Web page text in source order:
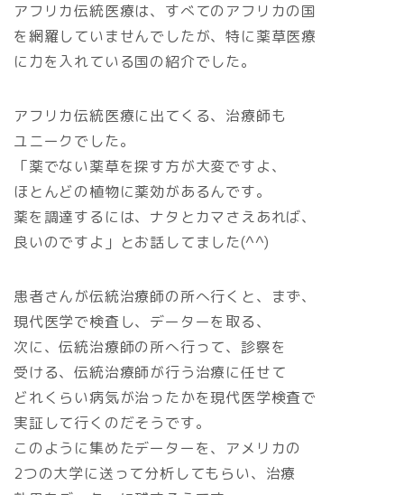
アフリカ伝統医療は、すべてのアフリカの国
を網羅していませんでしたが、特に薬草医療
に力を入れている国の紹介でした。
アフリカ伝統医療に出てくる、治療師も
ユニークでした。
「薬でない薬草を探す方が大変ですよ、
ほとんどの植物に薬効があるんです。
薬を調達するには、ナタとカマさえあれば、
良いのですよ」とお話してました(^^)
患者さんが伝統治療師の所へ行くと、まず、
現代医学で検査し、データーを取る、
次に、伝統治療師の所へ行って、診察を
受ける、伝統治療師が行う治療に任せて
どれくらい病気が治ったかを現代医学検査で
実証して行くのだそうです。
このように集めたデーターを、アメリカの
2つの大学に送って分析してもらい、治療